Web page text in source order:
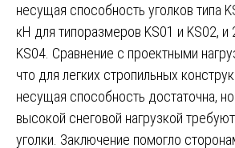
несущая способность уголков типа
кН для типоразмеров KS01 и KS02, и
KS04. Сравнение с проектными
что для легких стропильных
несущая способность достаточна,
высокой снеговой нагрузкой
уголки. Заключение помогло